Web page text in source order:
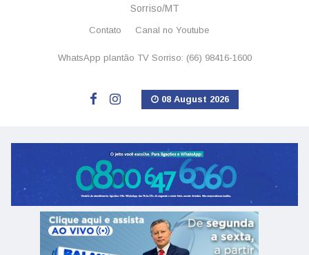
Sorriso/MT
Contato Canal no Youtube
WhatsApp plantão TV Sorriso: (66) 98416-1600
08 August 2026